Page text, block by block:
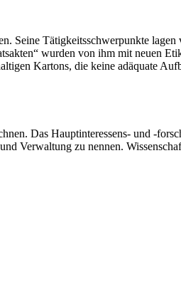
Seine Tätigkeitsschwerpunkte
wurden von ihm mit neuen
Kartons, die keine adäquate
Das Hauptinteressens- und -
Verwaltung zu nennen.